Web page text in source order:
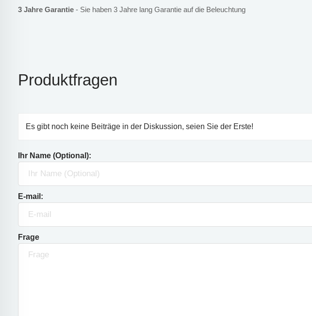
3 Jahre Garantie - Sie haben 3 Jahre lang Garantie auf die Beleuchtung
Produktfragen
Es gibt noch keine Beiträge in der Diskussion, seien Sie der Erste!
Ihr Name (Optional):
E-mail:
Frage